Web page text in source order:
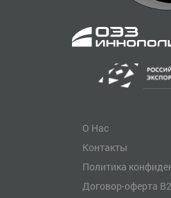
О Нас
Контакты
Политика
Договор-оферта